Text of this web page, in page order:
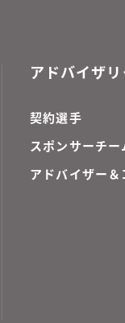
アドバイザ
契約選手
スポンサーチー
アドバイザー＆